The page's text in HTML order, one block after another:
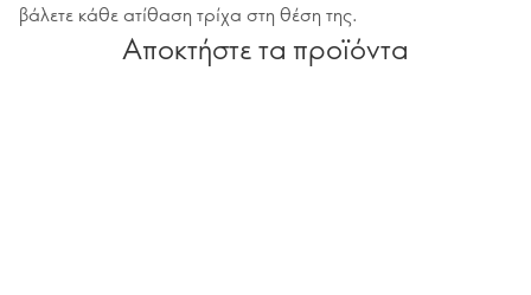
βάλετε κάθε ατίθαση τρίχα στη θέση της.
Αποκτήστε τα προϊόντα